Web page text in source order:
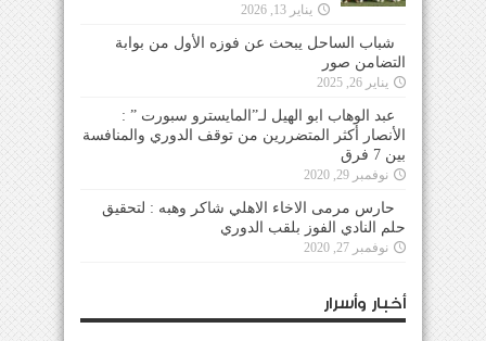
يناير 13, 2026
شباب الساحل يبحث عن فوزه الأول من بوابة
التضامن صور
يناير 26, 2025
عبد الوهاب ابو الهيل لـ”المايسترو سبورت ” :
الأنصار أكثر المتضررين من توقف الدوري والمنافسة
بين 7 فرق
نوفمبر 29, 2020
حارس مرمى الاخاء الاهلي شاكر وهبه : لتحقيق
حلم النادي الفوز بلقب الدوري
نوفمبر 27, 2020
أخبار وأسرار